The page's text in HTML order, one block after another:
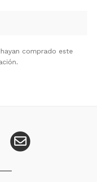
comprado este